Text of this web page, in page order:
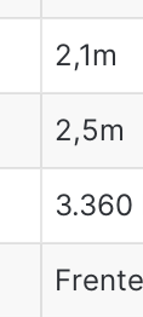
2,1m
2,5m
3.360